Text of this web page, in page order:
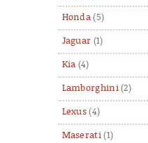
Honda (5)
Jaguar (1)
Kia (4)
Lamborghini(2)
Lexus (4)
Maserati(1)